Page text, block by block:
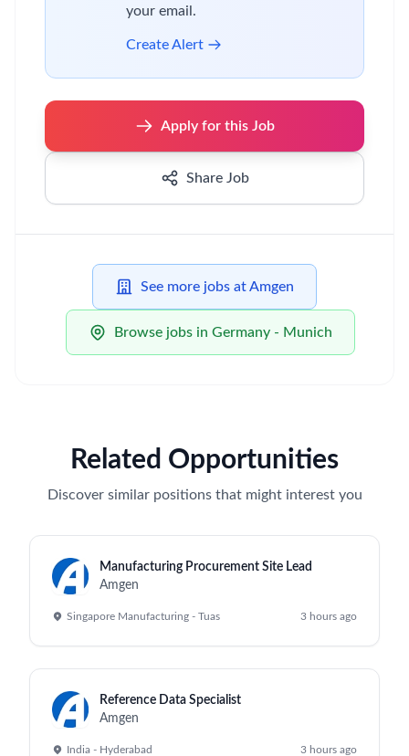
your email.
Create Alert
Apply for this Job
Share Job
See more jobs at Amgen
Browse jobs in Germany - Munich
Related Opportunities
Discover similar positions that might interest you
Manufacturing Procurement Site Lead
Amgen
Singapore Manufacturing - Tuas 3 hours ago
Reference Data Specialist
Amgen
India - Hyderabad 3 hours ago